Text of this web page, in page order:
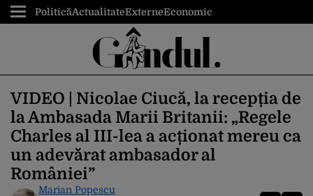
PoliticăActualitateExterneEconomic
VIDEO | Nicolae Ciucă, la recepția de
la Ambasada Marii Britanii: „Regele
Charles al III-lea a acționat mereu ca
un adevărat ambasador al
României”
Marian Popescu